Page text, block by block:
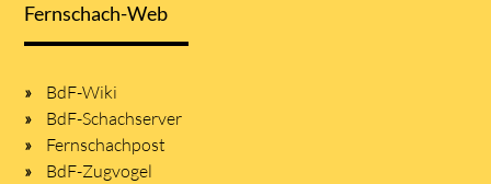
Fernschach-Web
BdF-Wiki
BdF-Schachserver
Fernschachpost
BdF-Zugvogel